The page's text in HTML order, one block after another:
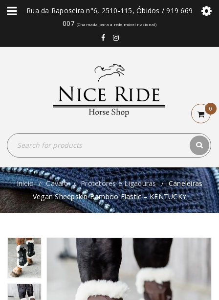
Rua da Raposeira n°6, 2510-115, Óbidos / 919 669
007 (Chamada para a rede móvel nacional)
0
Início / Cavalo / Protetores e Ligaduras / Caneleiras
Vegan Sheepskin Bamboo Elastic – KENTUCKY